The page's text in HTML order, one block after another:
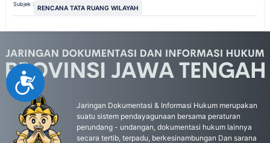
Accessibility
Subjek : RENCANA TATA RUANG WILAYAH
Jaringan Dokumentasi & Informasi Hukum merupakan
suatu sistem pendayagunaan bersama peraturan
perundang - undangan, dokumentasi hukum lainnya
secara tertib, terpadu, berkesinambungan Dan sarana